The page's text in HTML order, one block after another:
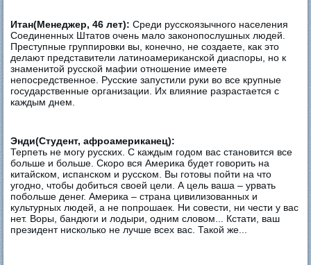
Итан(Менеджер, 46 лет):Среди русскоязычного населения
Соединенных Штатов очень мало законопослушных людей.
Преступные группировки вы, конечно, не создаете, как это
делают представители латиноамериканской диаспоры, но к
знаменитой русской мафии отношение имеете
непосредственное. Русские запустили руки во все крупные
государственные организации. Их влияние разрастается с
каждым днем.
Энди(Студент, афроамериканец):
Терпеть не могу русских. С каждым годом вас становится все
больше и больше. Скоро вся Америка будет говорить на
китайском, испанском и русском. Вы готовы пойти на что
угодно, чтобы добиться своей цели. А цель ваша – урвать
побольше денег. Америка – страна цивилизованных и
культурных людей, а не попрошаек. Ни совести, ни чести у вас
нет. Воры, бандюги и лодыри, одним словом... Кстати, ваш
президент нисколько не лучше всех вас. Такой же...